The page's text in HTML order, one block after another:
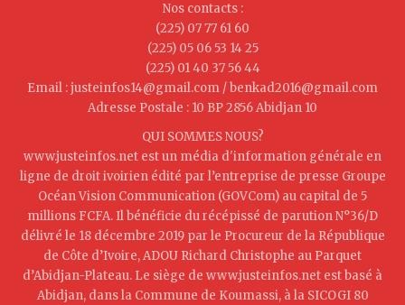
Nos contacts :
(225) 07 77 61 60
(225) 05 06 53 14 25
(225) 01 40 37 56 44
Email : justeinfos14@gmail.com / benkad2016@gmail.com
Adresse Postale : 10 BP 2856 Abidjan 10
QUI SOMMES NOUS?
www.justeinfos.net est un média d'information générale en
ligne de droit ivoirien édité par l’entreprise de presse Groupe
Océan Vision Communication (GOVCom) au capital de 5
millions FCFA. Il bénéficie du récépissé de parution N°36/D
délivré le 18 décembre 2019 par le Procureur de la République
de Côte d’Ivoire, ADOU Richard Christophe au Parquet
d’Abidjan-Plateau. Le siège de www.justeinfos.net est basé à
Abidjan, dans la Commune de Koumassi, à la SICOGI 80